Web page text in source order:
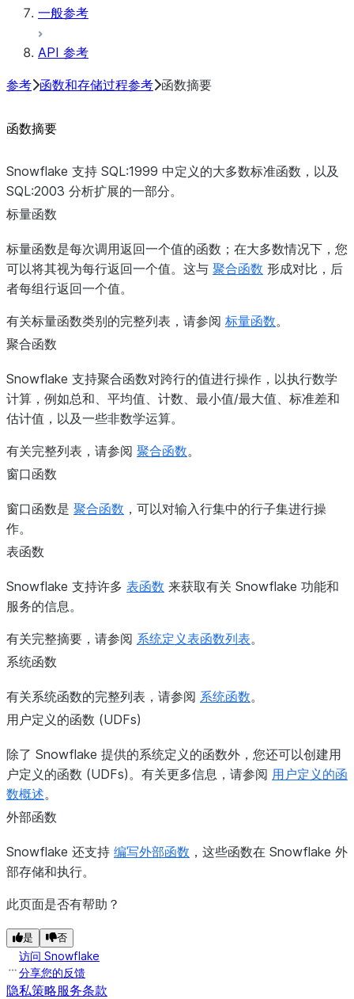
一般参考
API 参考
参考 函数和存储过程参考 函数摘要
函数摘要
Snowflake 支持 SQL:1999 中定义的大多数标准函数，以及
SQL:2003 分析扩展的一部分。
标量函数
标量函数是每次调用返回一个值的函数；在大多数情况下，您
可以将其视为每行返回一个值。这与 聚合函数 形成对比，后
者每组行返回一个值。
有关标量函数类别的完整列表，请参阅 标量函数。
聚合函数
Snowflake 支持聚合函数对跨行的值进行操作，以执行数学
计算，例如总和、平均值、计数、最小值/最大值、标准差和
估计值，以及一些非数学运算。
有关完整列表，请参阅 聚合函数。
窗口函数
窗口函数是 聚合函数 ，可以对输入行集中的行子集进行操
作。
表函数
Snowflake 支持许多 表函数 来获取有关 Snowflake 功能和
服务的信息。
有关完整摘要，请参阅 系统定义表函数列表。
系统函数
有关系统函数的完整列表，请参阅 系统函数。
用户定义的函数 (UDFs)
除了 Snowflake 提供的系统定义的函数外，您还可以创建用
户定义的函数 (UDFs)。有关更多信息，请参阅 用户定义的函
数概述。
外部函数
Snowflake 还支持 编写外部函数 ，这些函数在 Snowflake 外
部存储和执行。
此页面是否有帮助？
是 否
访问 Snowflake
分享您的反馈
隐私策略服务条款